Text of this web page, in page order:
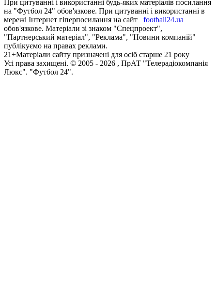
При цитуванні і використанні будь-яких матеріалів посилання
на "Футбол 24" обов'язкове. При цитуванні і використанні в
мережі Інтернет гіперпосилання на сайт
football24.ua
обов'язкове. Матеріали зі знаком "Спецпроект",
"Партнерський матеріал", "Реклама", "Новини компаній"
публікуємо на правах реклами.
21+Матеріали сайту призначені для осіб старше 21 року
Усi права захищенi. © 2005 - 2026 , ПрАТ "Телерадіокомпанія
Люкс". "Футбол 24".